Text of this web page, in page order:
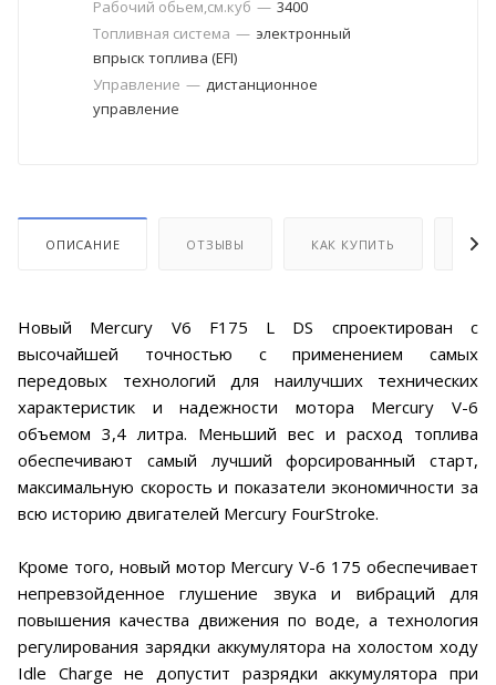
Рабочий обьем,см.куб — 3400
Топливная система — электронный
впрыск топлива (EFI)
Управление — дистанционное
управление
ОПИСАНИЕ ОТЗЫВЫ КАК КУПИТЬ
Новый Mercury V6 F175 L DS спроектирован с
высочайшей точностью с применением самых
передовых технологий для наилучших технических
характеристик и надежности мотора Mercury V-6
объемом 3,4 литра. Меньший вес и расход топлива
обеспечивают самый лучший форсированный старт,
максимальную скорость и показатели экономичности за
всю историю двигателей Mercury FourStroke.
Кроме того, новый мотор Mercury V-6 175 обеспечивает
непревзойденное глушение звука и вибраций для
повышения качества движения по воде, а технология
регулирования зарядки аккумулятора на холостом ходу
Idle Charge не допустит разрядки аккумулятора при